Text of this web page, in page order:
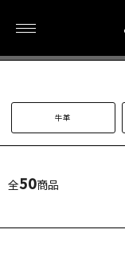
牛革
全50商品